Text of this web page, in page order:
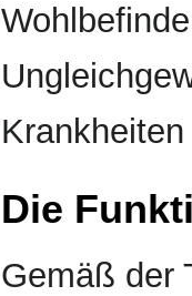
Die
Gemäß der